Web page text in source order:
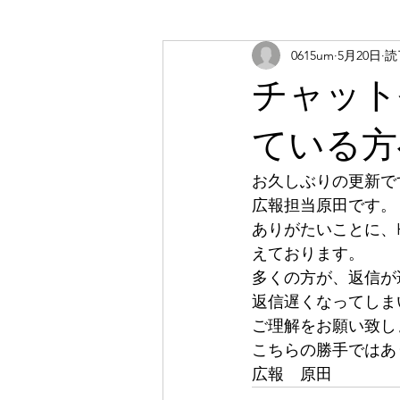
チャッ
ている
0615um 5月20日 読
お久しぶりの更新
広報担当原田です。
ありがたいことに
えております。
多くの方が、返信
返信遅くなってし
ご理解をお願い致
こちらの勝手では
広報　原田